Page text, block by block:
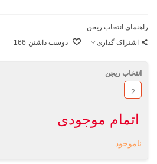
راهنمای انتخاب ریجن
اشتراک گذاری
دوست داشتن 166
انتخاب ریجن
2
اتمام موجودی
ناموجود